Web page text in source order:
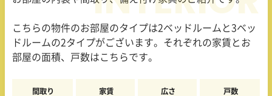
こちらの物件のお部屋のタイプは2ベッドルームと3ベッ
ドルームの2タイプがございます。それぞれの家賃とお
部屋の面積、戸数はこちらです。
間取り 家賃 広さ 戸数